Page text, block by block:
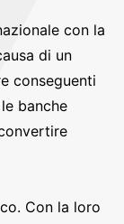
con la
di un
conseguenti
banche
Con la loro